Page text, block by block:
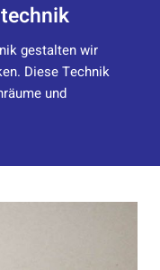
gestalten wir
Diese Technik
und